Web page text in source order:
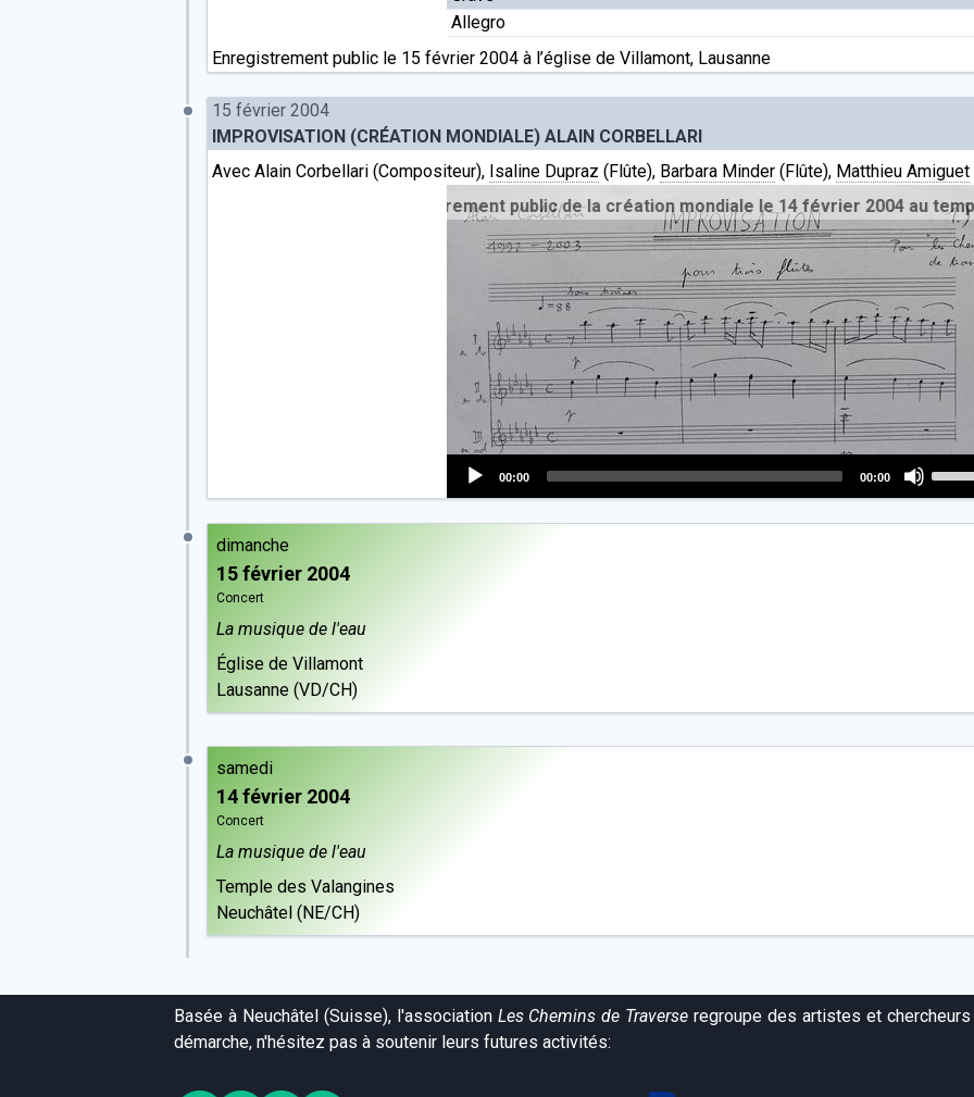
Player
Allegro
Enregistrement public le 15 février 2004 à l’église de Villamont, Lausanne
15 février 2004
IMPROVISATION (CRÉATION MONDIALE) ALAIN CORBELLARI
Avec Alain Corbellari (Compositeur), Isaline Dupraz (Flûte), Barbara Minder (Flûte), Matthieu Amiguet
00:00 00:00
Alain Corbellari (1967*). Enregistrement public de la création mondiale le 14 février 2004 au temple des Valangines,
dimanche
15 février 2004
Concert
La musique de l'eau
Église de Villamont
Lausanne (VD/CH)
samedi
14 février 2004
Concert
La musique de l'eau
Temple des Valangines
Neuchâtel (NE/CH)
Basée à Neuchâtel (Suisse), l'association Les Chemins de Traverse regroupe des artistes et
démarche, n'hésitez pas à soutenir leurs futures activités: